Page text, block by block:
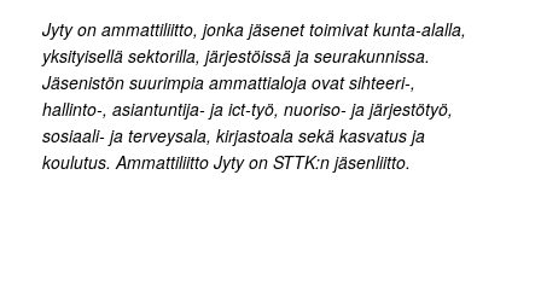
Jyty on ammattiliitto, jonka jäsenet toimivat kunta-alalla,
yksityisellä sektorilla, järjestöissä ja seurakunnissa.
Jäsenistön suurimpia ammattialoja ovat sihteeri-,
hallinto-, asiantuntija- ja ict-työ, nuoriso- ja järjestötyö,
sosiaali- ja terveysala, kirjastoala sekä kasvatus ja
koulutus. Ammattiliitto Jyty on STTK:n jäsenliitto.